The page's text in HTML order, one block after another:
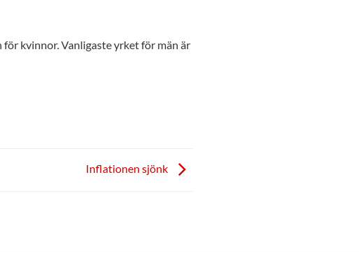
kvinnor. Vanligaste yrket för män är
Inflationen sjönk